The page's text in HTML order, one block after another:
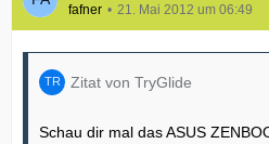
fafner 21. Mai 2012 um 06:49
Zitat von TryGlide
Schau dir mal das ASUS